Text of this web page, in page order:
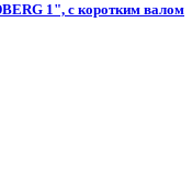
1", с коротким валом